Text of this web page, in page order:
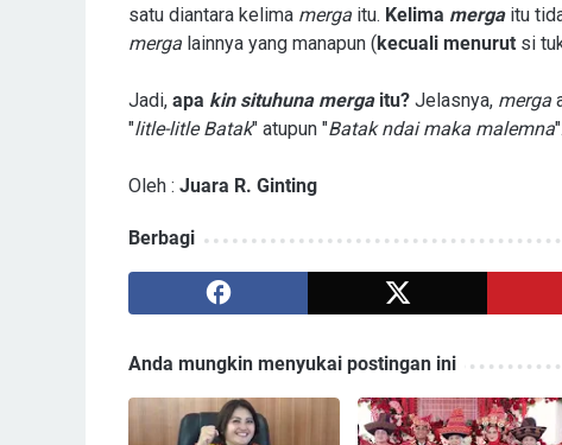
satu diantara kelima merga itu. Kelima mergaitu
merga lainnya yang manapun ( kecuali menurut si
Jadi, apa kin situhuna mergaitu? Jelasnya, merga
"litle-litle Batak" atupun "Batak ndai maka malemna".
Oleh : Juara R. Ginting
Berbagi
Anda mungkin menyukai postingan ini